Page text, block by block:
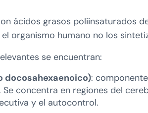
ácidos grasos poliinsaturados
organismo humano no los
se encuentran:
docosahexaenoico):
Se concentra en regiones del
y el autocontrol.